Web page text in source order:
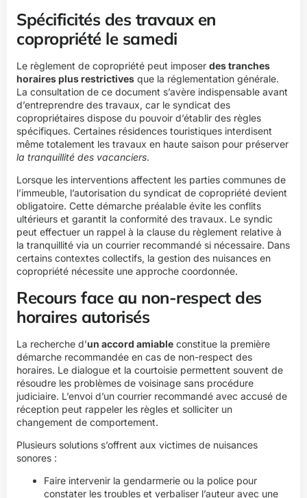
Spécificités des travaux en
copropriété le samedi
Le règlement de copropriété peut imposer des tranches
horaires plus restrictives que la réglementation générale.
La consultation de ce document s’avère indispensable avant
d’entreprendre des travaux, car le syndicat des
copropriétaires dispose du pouvoir d’établir des règles
spécifiques. Certaines résidences touristiques interdisent
même totalement les travaux en haute saison pour préserver
la tranquillité des vacanciers.
Lorsque les interventions affectent les parties communes de
l’immeuble, l’autorisation du syndicat de copropriété devient
obligatoire. Cette démarche préalable évite les conflits
ultérieurs et garantit la conformité des travaux. Le syndic
peut effectuer un rappel à la clause du règlement relative à
la tranquillité via un courrier recommandé si nécessaire. Dans
certains contextes collectifs, la gestion des nuisances en
copropriété nécessite une approche coordonnée.
Recours face au non-respect des
horaires autorisés
La recherche d’un accord amiable constitue la première
démarche recommandée en cas de non-respect des
horaires. Le dialogue et la courtoisie permettent souvent de
résoudre les problèmes de voisinage sans procédure
judiciaire. L’envoi d’un courrier recommandé avec accusé de
réception peut rappeler les règles et solliciter un
changement de comportement.
Plusieurs solutions s’offrent aux victimes de nuisances
sonores :
Faire intervenir la gendarmerie ou la police pour
constater les troubles et verbaliser l’auteur avec une